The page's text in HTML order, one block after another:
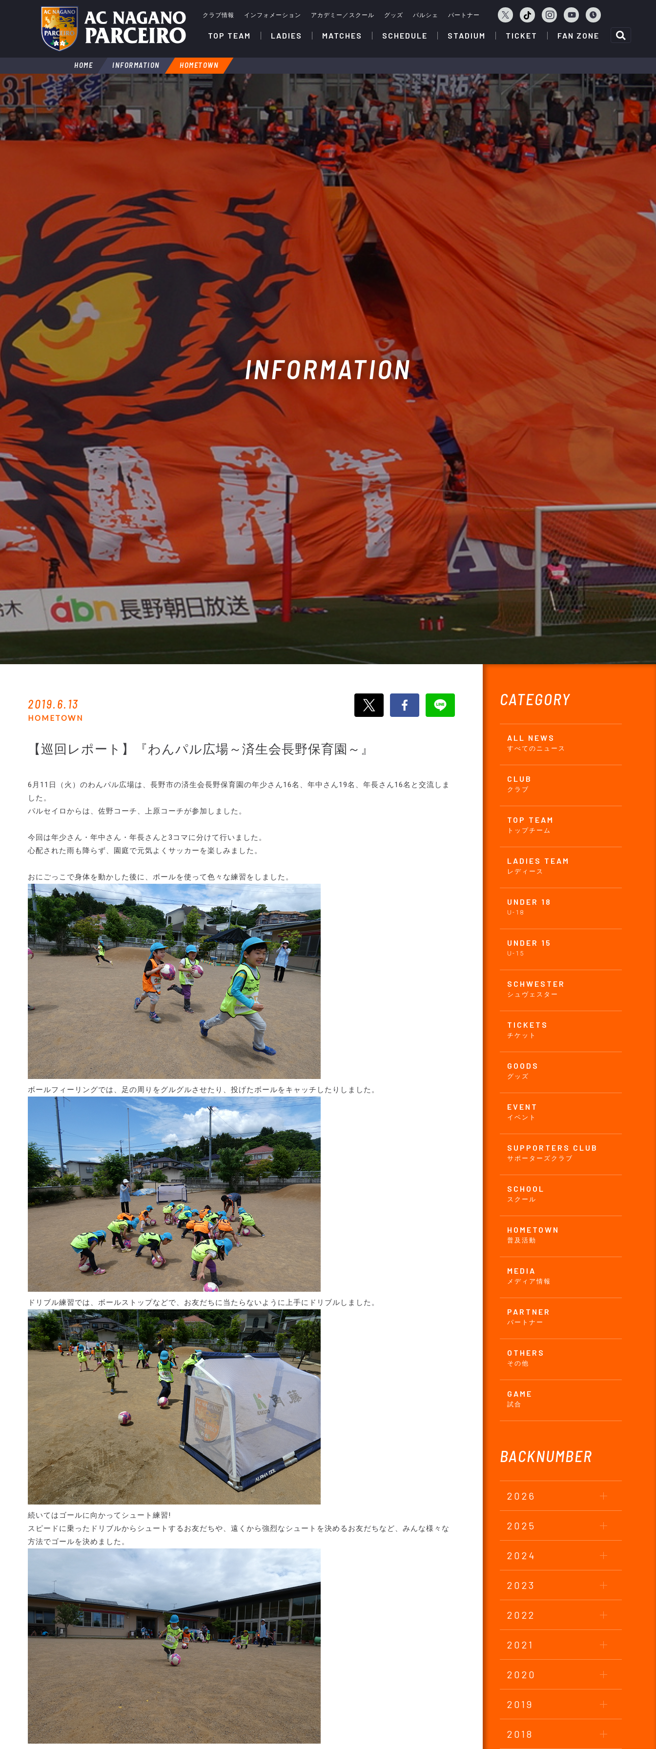
クラブ情報 インフォメーション アカデミー／スクール グッズ パルシェ パートナー
TOP TEAM LADIES MATCHES SCHEDULE STADIUM TICKET FAN ZONE
HOME INFORMATION HOMETOWN
INFORMATION
CATEGORY
ALL NEWS
すべてのニュース
CLUB
クラブ
TOP TEAM
トップチーム
LADIES TEAM
レディース
UNDER 18
U-18
UNDER 15
U-15
SCHWESTER
シュヴェスター
TICKETS
チケット
GOODS
グッズ
EVENT
イベント
SUPPORTERS CLUB
サポーターズクラブ
SCHOOL
スクール
HOMETOWN
普及活動
MEDIA
メディア情報
PARTNER
パートナー
OTHERS
その他
GAME
試合
BACKNUMBER
2026
2025
2024
2023
2022
2021
2020
2019
2018
2019.6.13
HOMETOWN
【巡回レポート】『わんパル広場～済生会長野保育園～』
6月11日（火）のわんパル広場は、長野市の済生会長野保育園の年少さん16名、年中さん19名、年長さん16名と交流しま
した。
パルセイロからは、佐野コーチ、上原コーチが参加しました。
今回は年少さん・年中さん・年長さんと3コマに分けて行いました。
心配された雨も降らず、園庭で元気よくサッカーを楽しみました。
おにごっこで身体を動かした後に、ボールを使って色々な練習をしました。
ボールフィーリングでは、足の周りをグルグルさせたり、投げたボールをキャッチしたりしました。
ドリブル練習では、ボールストップなどで、お友だちに当たらないように上手にドリブルしました。
続いてはゴールに向かってシュート練習!
スピードに乗ったドリブルからシュートするお友だちや、遠くから強烈なシュートを決めるお友だちなど、みんな様々な
方法でゴールを決めました。